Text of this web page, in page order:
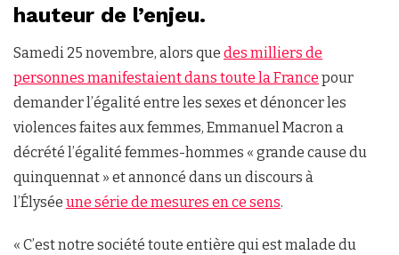
hauteur de l’enjeu.
Samedi 25 novembre, alors que des milliers de
personnes manifestaient dans toute la France pour
demander l’égalité entre les sexes et dénoncer les
violences faites aux femmes, Emmanuel Macron a
décrété l’égalité femmes-hommes « grande cause du
quinquennat » et annoncé dans un discours à
l’Élysée une série de mesures en ce sens.
« C’est notre société toute entière qui est malade du